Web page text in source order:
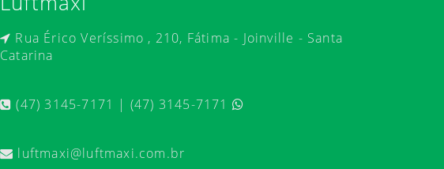
Rua Érico Veríssimo , 210, Fátima - Joinville - Santa
Catarina
(47) 3145-7171 | (47) 3145-7171
luftmaxi@luftmaxi.com.br